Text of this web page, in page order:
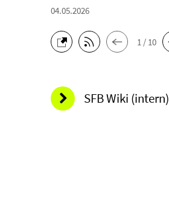
04.05.2026
1 / 10
SFB Wiki (intern)